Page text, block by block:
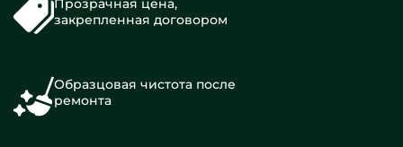
Прозрачная цена,
закрепленная договором
Образцовая чистота после
ремонта